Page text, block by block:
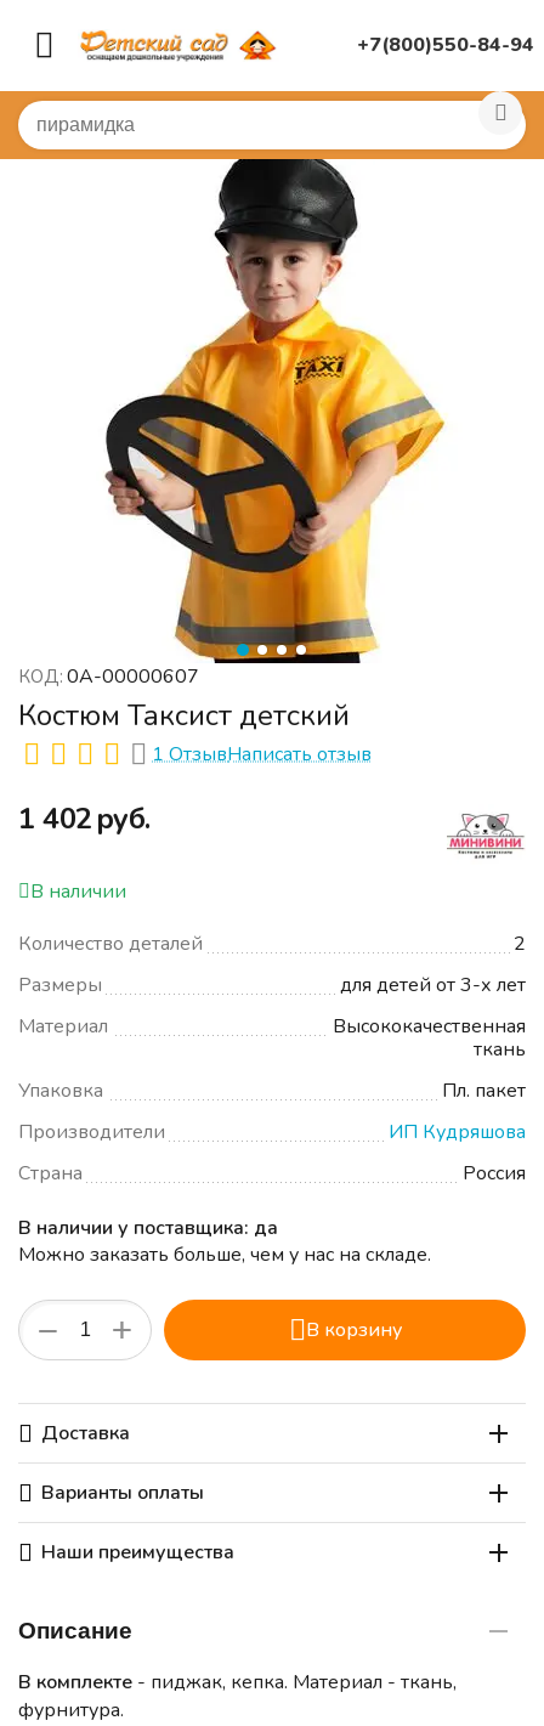
+7(800)550-84-94
Главная / КОСТЮМЫ Детские костюмы по
КОД: 0А-00000607
Костюм Таксист детский
1 ОтзывНаписать отзыв
‍1 402‍руб.
В наличии
Количество деталей
2
Размеры
для детей от 3-х лет
Материал
Высококачественная
ткань
Упаковка
Пл. пакет
Производители
ИП Кудряшова
Страна
Россия
В наличии у поставщика: да
Можно заказать больше, чем у нас на складе.
+
− В корзину
Доставка
Варианты оплаты
Наши преимущества
Описание
В комплекте - пиджак, кепка. Материал - ткань,
фурнитура.